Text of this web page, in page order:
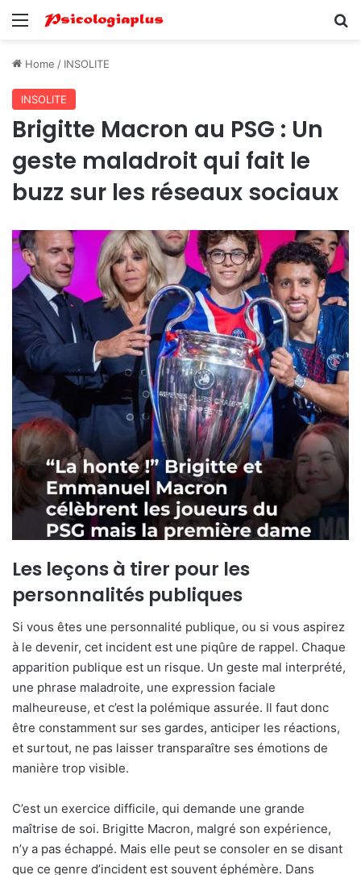
Menu
Home / INSOLITE
INSOLITE
Brigitte Macron au PSG : Un
geste maladroit qui fait le
buzz sur les réseaux sociaux
Les leçons à tirer pour les
personnalités publiques
Si vous êtes une personnalité publique, ou si vous aspirez
à le devenir, cet incident est une piqûre de rappel. Chaque
apparition publique est un risque. Un geste mal interprété,
une phrase maladroite, une expression faciale
malheureuse, et c’est la polémique assurée. Il faut donc
être constamment sur ses gardes, anticiper les réactions,
et surtout, ne pas laisser transparaître ses émotions de
manière trop visible.
C’est un exercice difficile, qui demande une grande
maîtrise de soi. Brigitte Macron, malgré son expérience,
n’y a pas échappé. Mais elle peut se consoler en se disant
que ce genre d’incident est souvent éphémère. Dans